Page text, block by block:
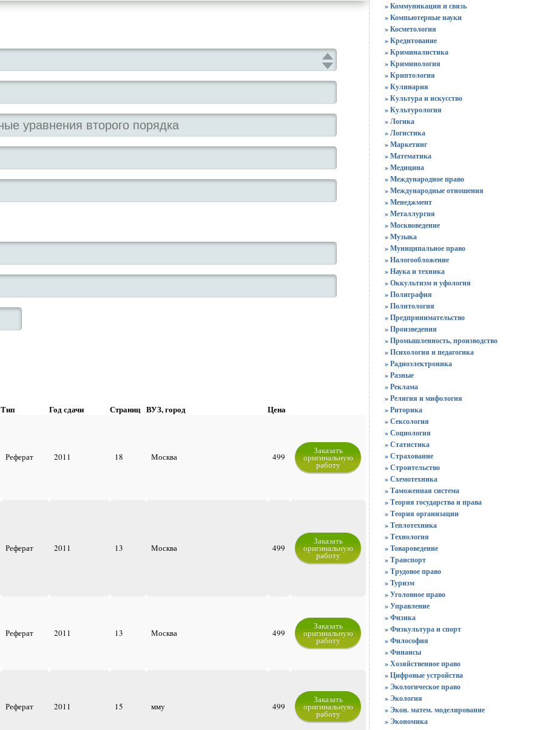
Тип Год сдачи Страниц ВУЗ, город Цена
Реферат 2011 18 Москва 499
Заказать
оригинальную
работу
Реферат 2011 13 Москва 499
Заказать
оригинальную
работу
Реферат 2011 13 Москва 499
Заказать
оригинальную
работу
Реферат 2011 15 мму 499
Заказать
оригинальную
работу
» Коммуникации и связь
» Компьютерные науки
» Косметология
» Кредитование
» Криминалистика
» Криминология
» Криптология
» Кулинария
» Культура и искусство
» Культурология
» Логика
» Логистика
» Маркетинг
» Математика
» Медицина
» Международное право
» Международные отношения
» Менеджмент
» Металлургия
» Москвоведение
» Музыка
» Муниципальное право
» Налогообложение
» Наука и техника
» Оккультизм и уфология
» Полиграфия
» Политология
» Предпринимательство
» Произведения
» Промышленность, производство
» Психология и педагогика
» Радиоэлектроника
» Разные
» Реклама
» Религия и мифология
» Риторика
» Сексология
» Социология
» Статистика
» Страхование
» Строительство
» Схемотехника
» Таможенная система
» Теория государства и права
» Теория организации
» Теплотехника
» Технология
» Товароведение
» Транспорт
» Трудовое право
» Туризм
» Уголовное право
» Управление
» Физика
» Физкультура и спорт
» Философия
» Финансы
» Хозяйственное право
» Цифровые устройства
» Экологическое право
» Экология
» Экон. матем. моделирование
» Экономика